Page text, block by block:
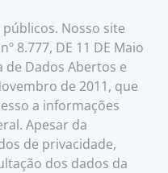
públicos. Nosso site
8.777, DE 11 DE Maio
de Dados Abertos e
de 2011, que
a informações
Apesar da
de privacidade,
dos dados da